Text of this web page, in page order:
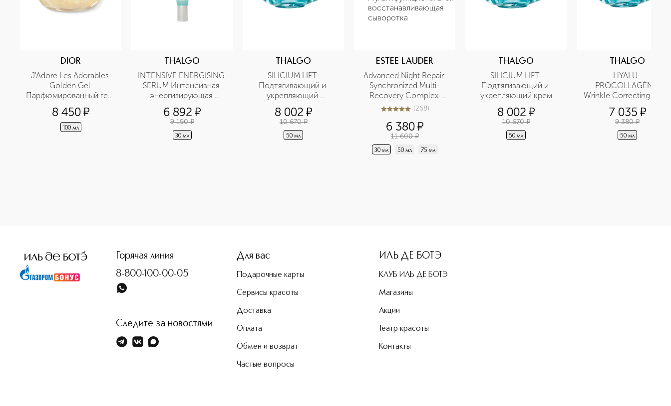
DIOR
J'Adore Les Adorables
Golden Gel
Парфюмированный гель
для тела
8 450¤
100 мл
THALGO
INTENSIVE ENERGISING
SERUM Интенсивная
энергизирующая
детокс сыворотка
6 892 ¤
9 190 ¤
30 мл
THALGO
SILICIUM LIFT
Подтягивающий и
укрепляющий
насыщенный крем
8 002 ¤
10 670 ¤
50 мл
ESTEE LAUDER
Advanced Night Repair
Synchronized Multi-
Recovery Complex
Мультифункциональная
сыворотка
5из 5268 (268)
6 380¤
11 600 ¤
30 мл 50 мл 75 мл
THALGO
SILICIUM LIFT
Подтягивающий и
укрепляющий крем
8 002 ¤
10 670 ¤
50 мл
THALGO
HYALU-
PROCOLLAGÈNE
Wrinkle Correcting Rich-
Cream
морщины насыщенный
крем
7 035 ¤
9 380 ¤
50 мл
Горячая линия
8-800-100-00-05
Следите за новостями
Для вас
Подарочные карты
Сервисы красоты
Доставка
Оплата
Обмен и возврат
Частые вопросы
ИЛЬ ДЕ БОТЭ
КЛУБ ИЛЬ ДЕ БОТЭ
Магазины
Акции
Театр красоты
Контакты